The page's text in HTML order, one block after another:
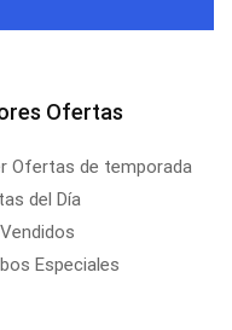
Ofertas
Ofertas de temporada
del Día
Especiales